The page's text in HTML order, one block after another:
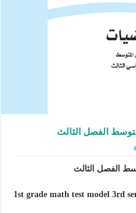
الفصل الثالث
الفصل الثالث
1st grade math test model 3rd